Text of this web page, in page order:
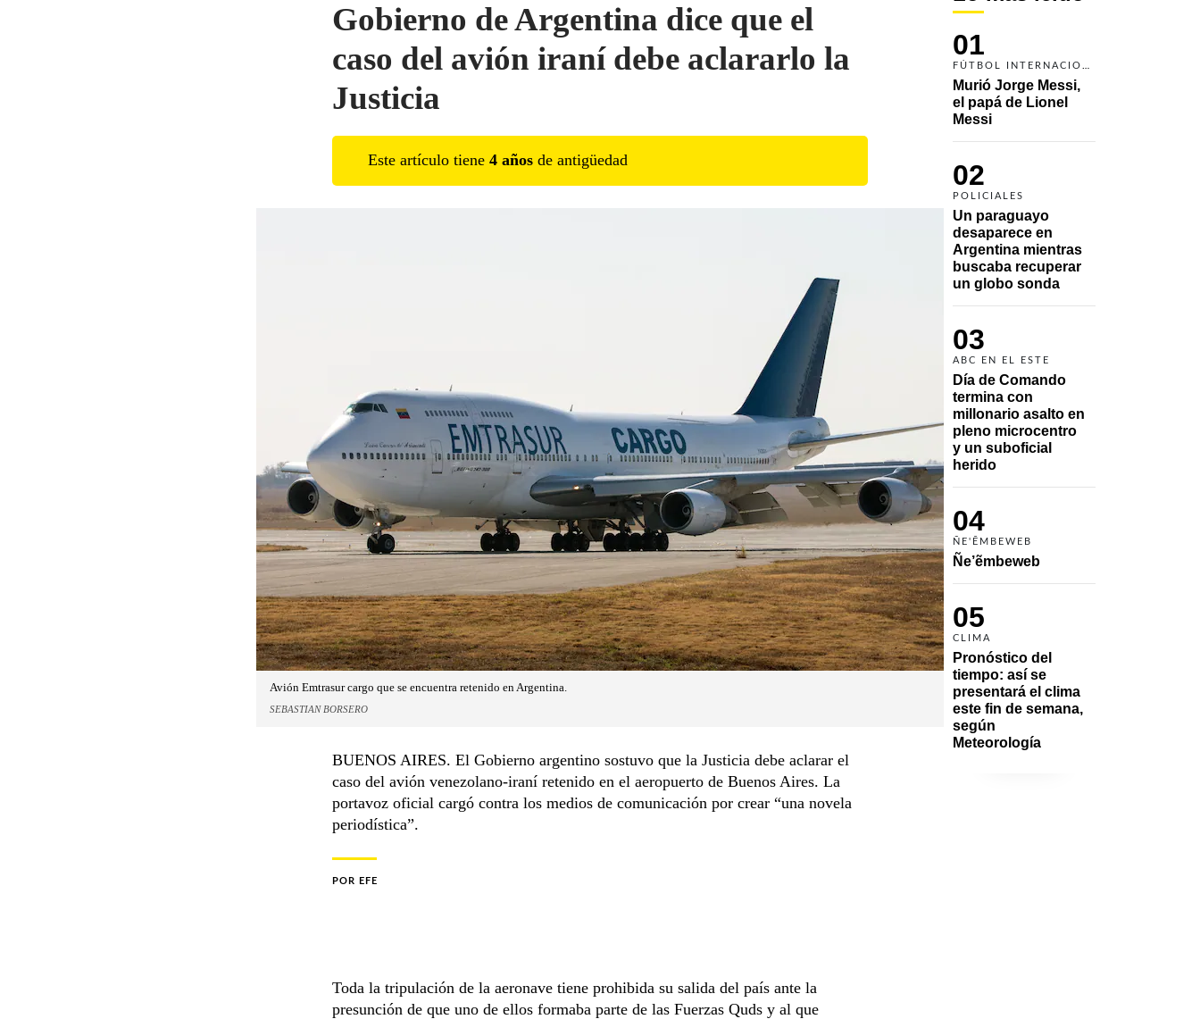
01
Murió Jorge Messi,
el papá de Lionel
Messi
02
POLICIALES
Un paraguayo
desaparece en
Argentina mientras
buscaba recuperar
un globo sonda
03
ABC EN EL ESTE
Día de Comando
termina con
millonario asalto en
pleno microcentro
y un suboficial
herido
04
ÑE'ẼMBEWEB
Ñe’ẽmbeweb
05
CLIMA
Pronóstico del
tiempo: así se
presentará el clima
este fin de semana,
según
Meteorología
Gobierno de Argentina dice que el
caso del avión iraní debe aclararlo la
Justicia
Este artículo tiene 4 años de antigüedad
Avión Emtrasur cargo que se encuentra retenido en Argentina.
SEBASTIAN BORSERO
BUENOS AIRES. El Gobierno argentino sostuvo que la Justicia debe aclarar el
caso del avión venezolano-iraní retenido en el aeropuerto de Buenos Aires. La
portavoz oficial cargó contra los medios de comunicación por crear “una novela
periodística”.
POR EFE
Toda la tripulación de la aeronave tiene prohibida su salida del país ante la
presunción de que uno de ellos formaba parte de las Fuerzas Quds y al que